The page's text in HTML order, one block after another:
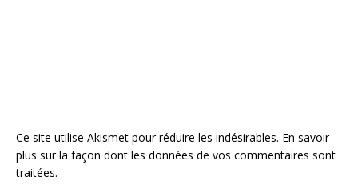
Ce site utilise Akismet pour réduire les indésirables. En savoir
plus sur la façon dont les données de vos commentaires sont
traitées.